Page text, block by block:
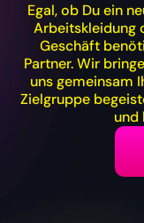
Egal, ob Du ein
Arbeitskleidung
Geschäft
Partner. Wir
uns gemeinsam
Zielgruppe
und